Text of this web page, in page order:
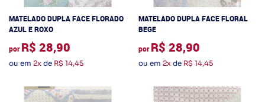
MATELADO DUPLA FACE FLORADO
AZUL E ROXO
por R$ 28,90
ou em 2x de R$ 14,45
MATELADO DUPLA FACE FLORAL
BEGE
por R$ 28,90
ou em 2x de R$ 14,45